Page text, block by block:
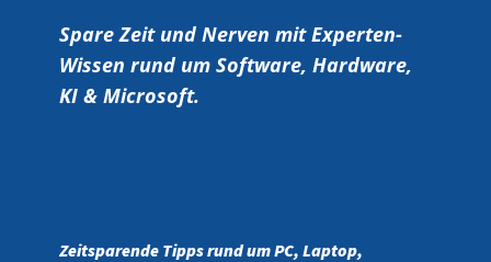
Spare Zeit und Nerven mit Experten-
Wissen rund um Software, Hardware,
KI & Microsoft.
Zeitsparende Tipps rund um PC, Laptop,